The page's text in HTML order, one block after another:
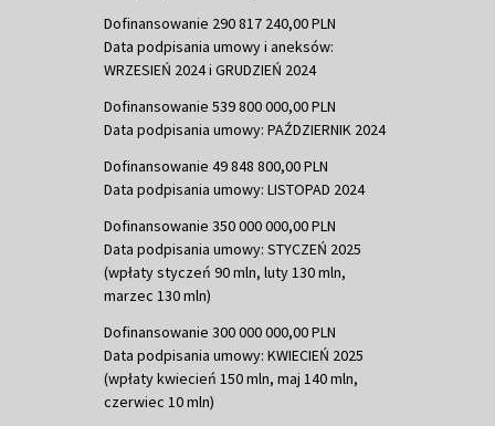
Dofinansowanie 290 817 240,00 PLN
Data podpisania umowy i aneksów:
WRZESIEŃ 2024 i GRUDZIEŃ 2024
Dofinansowanie 539 800 000,00 PLN
Data podpisania umowy: PAŹDZIERNIK 2024
Dofinansowanie 49 848 800,00 PLN
Data podpisania umowy: LISTOPAD 2024
Dofinansowanie 350 000 000,00 PLN
Data podpisania umowy: STYCZEŃ 2025
(wpłaty styczeń 90 mln, luty 130 mln,
marzec 130 mln)
Dofinansowanie 300 000 000,00 PLN
Data podpisania umowy: KWIECIEŃ 2025
(wpłaty kwiecień 150 mln, maj 140 mln,
czerwiec 10 mln)